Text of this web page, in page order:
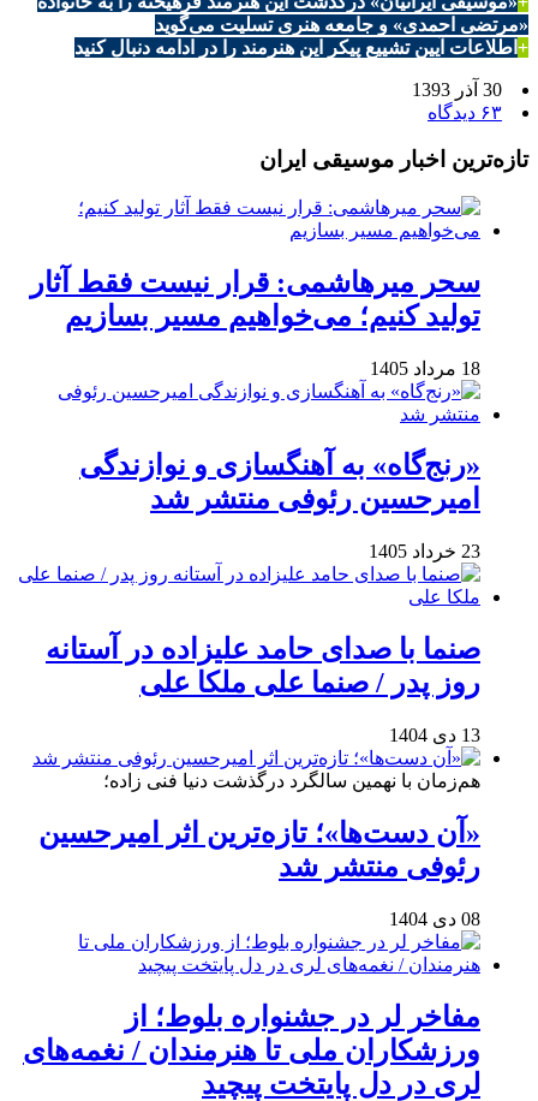
«مرتضی احمدی» و جامعه هنری تسلیت می‌گوید
+ اطلاعات آیین تشییع‌ پیکر این هنرمند را در ادامه دنبال کنید
30 آذر 1393
۶۳ دیدگاه
تازه‌ترین اخبار موسیقی ایران
سحر میرهاشمی: قرار نیست فقط آثار
تولید کنیم؛ می‌خواهیم مسیر بسازیم
18 مرداد 1405
«رنج‌گاه» به آهنگسازی و نوازندگی
امیرحسین رئوفی منتشر شد
23 خرداد 1405
صنما با صدای حامد علیزاده در آستانه
روز پدر / صنما علی ملکا علی
13 دی 1404
هم‌زمان با نهمین سالگرد درگذشت دنیا فنی زاده؛
«آن دست‌ها»؛ تازه‌ترین اثر امیرحسین
رئوفی منتشر شد
08 دی 1404
مفاخر لر در جشنواره بلوط؛ از
ورزشکاران ملی تا هنرمندان / نغمه‌های
لری در دل پایتخت پیچید